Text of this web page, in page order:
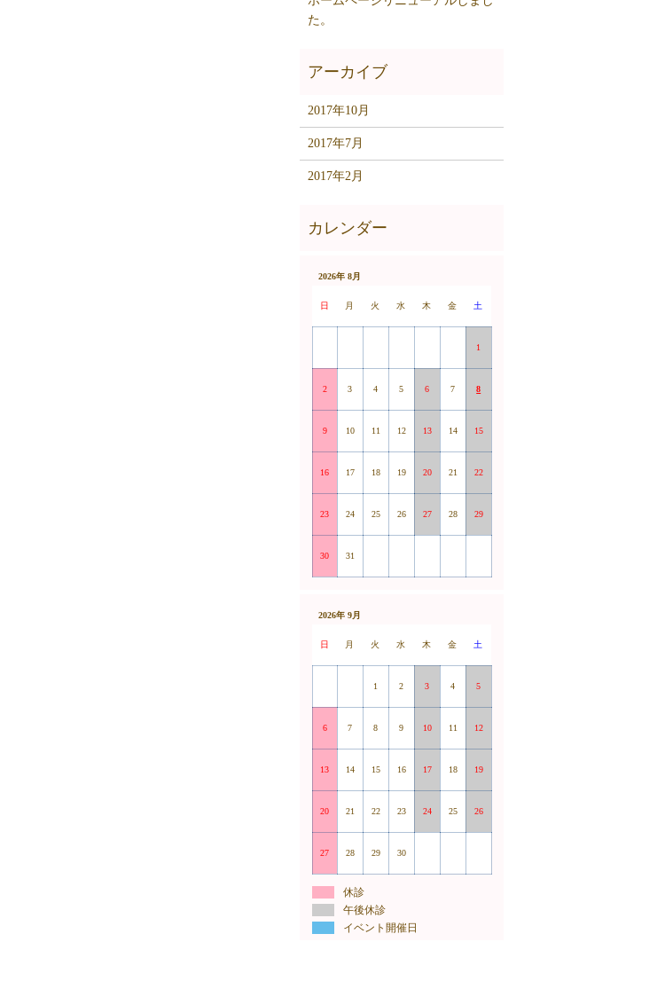
た。
2017年10月
2017年7月
2017年2月
2026年 8月
日 月 火 水 木 金 土
1
2 3 4 5 6 7 8
9 10 11 12 13 14 15
16 17 18 19 20 21 22
23 24 25 26 27 28 29
30 31
2026年 9月
日 月 火 水 木 金 土
1 2 3 4 5
6 7 8 9 10 11 12
13 14 15 16 17 18 19
20 21 22 23 24 25 26
27 28 29 30
休診
午後休診
イベント開催日